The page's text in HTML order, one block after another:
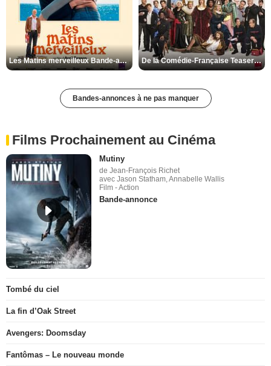
Les Matins merveilleux Bande-annonce VF De la Comédie-Française Teaser VF
Bandes-annonces à ne pas manquer
Films Prochainement au Cinéma
Mutiny
de Jean-François Richet
avec Jason Statham, Annabelle Wallis
Film - Action
Bande-annonce
Tombé du ciel
La fin d’Oak Street
Avengers: Doomsday
Fantômas – Le nouveau monde